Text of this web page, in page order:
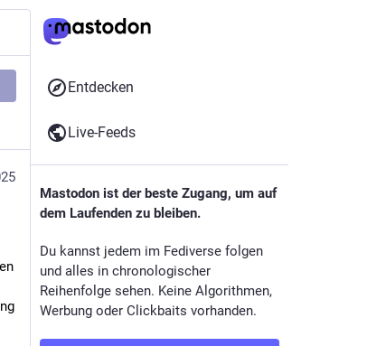
Entdecken
Live-Feeds
Mastodon ist der beste Zugang, um auf
dem Laufenden zu bleiben.
Du kannst jedem im Fediverse folgen
und alles in chronologischer
Reihenfolge sehen. Keine Algorithmen,
Werbung oder Clickbaits vorhanden.